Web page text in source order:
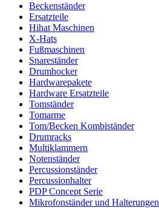
Beckenständer
Ersatzteile
Hihat Maschinen
X-Hats
Fußmaschinen
Snareständer
Drumhocker
Hardwarepakete
Hardware Ersatzteile
Tomständer
Tomarme
Tom/Becken Kombiständer
Drumracks
Multiklammern
Notenständer
Percussionständer
Percussionhalter
PDP Concept Serie
Mikrofonständer und Halterungen